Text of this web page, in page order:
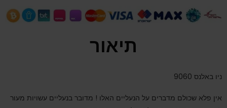
תיאור
ניו באלנס 9060
אין פלא שכולם מדברים על הנעליים האלו ! מדובר בנעליים עשויות מעור